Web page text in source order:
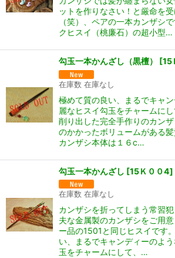
ットを作りなさい！と厳命を
（笑）、ペアの一本カンザシ
クヒスイ（桃廉石）の超小型…
勾玉一本かんざし（黒檀） [15
在庫数 在庫なし
極めて質の良い、まるでキャ
麗なヒスイ勾玉をチャームに
削り出した完全手作りのカン
のかかったボリュームがある髪
カンザシ本体は１６c…
勾玉一本かんざし [15Ｋ００4]
在庫数 在庫なし
カンザシを折ってしまう常習
夫な金属製のカンザシをご用
ー品の1501と同じヒスイです
い、まるでキャンディーのよ
玉をチャームにして、…